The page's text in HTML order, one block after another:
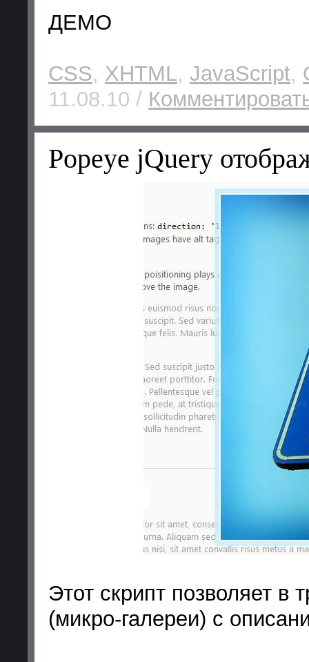
ДЕМО
CSS, XHTML, JavaScript,
11.08.10 /
Рopeye jQuery
Этот скрипт позволяет в
(микро-галереи) с